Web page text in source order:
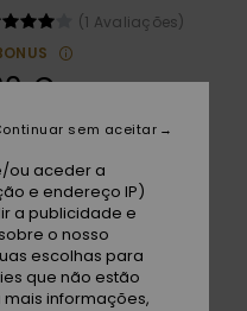
(1 Avaliações)
€
ou aceder a
e endereço IP)
a publicidade e
o nosso
escolhas para
que não estão
informações,
sem aceitar